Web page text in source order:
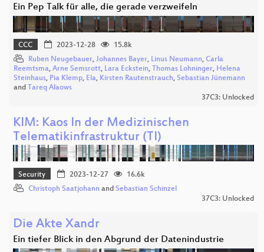
Ein Pep Talk für alle, die gerade verzweifeln
CCC 2023-12-28
15.8k
Ruben Neugebauer, Johannes Bayer, Linus Neumann, Carla
Reemtsma, Arne Semsrott, Lara Eckstein, Thomas Lohninger, Helena
Steinhaus, Pia Klemp, Ela, Kirsten Rautenstrauch, Sebastian Jünemann
and Tareq Alaows
37C3: Unlocked
KIM: Kaos In der Medizinischen
Telematikinfrastruktur (TI)
Security 2023-12-27
16.6k
Christoph Saatjohann and Sebastian Schinzel
37C3: Unlocked
Die Akte Xandr
Ein tiefer Blick in den Abgrund der Datenindustrie